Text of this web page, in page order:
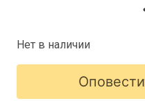
Нет в наличии